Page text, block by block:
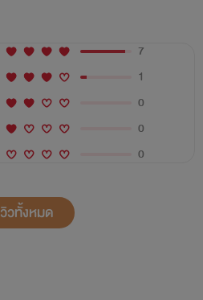
ชากแขนอย่างแรงจนเสียหลักล้ม
ะรัวด้วยความตื่นเต้นในตอนที่ผ้า
มือของคนข้างบน เผยให้เห็นเรือน
จะพิสูจน์เอง"
7
1
0
0
0
วทั้งหมด